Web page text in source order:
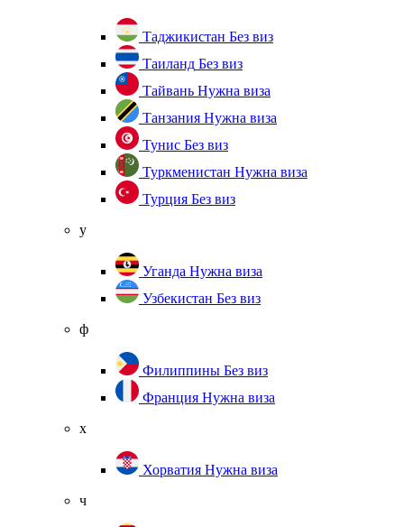
Таджикистан Без виз
Таиланд Без виз
Тайвань Нужна виза
Танзания Нужна виза
Тунис Без виз
Туркменистан Нужна виза
Турция Без виз
у
Уганда Нужна виза
Узбекистан Без виз
ф
Филиппины Без виз
Франция Нужна виза
х
Хорватия Нужна виза
ч